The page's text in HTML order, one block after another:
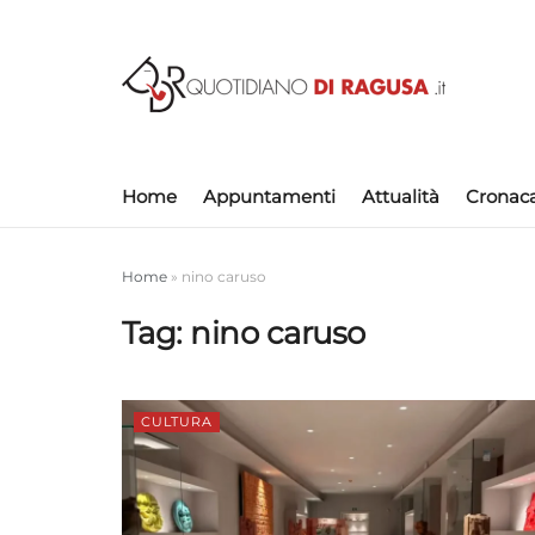
Home Appuntamenti Attualità
Home » nino caruso
Tag: nino caruso
CULTURA